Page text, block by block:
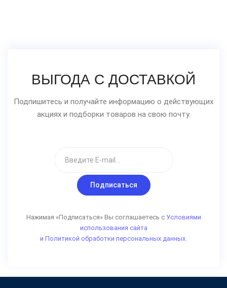
ВЫГОДА С ДОСТАВКОЙ
Подпишитесь и получайте информацию о действующих
акциях и подборки товаров на свою почту.
Подписаться
Нажимая «Подписаться» Вы соглашаетесь с Условиями
использования сайта
и Политикой обработки персональных данных.